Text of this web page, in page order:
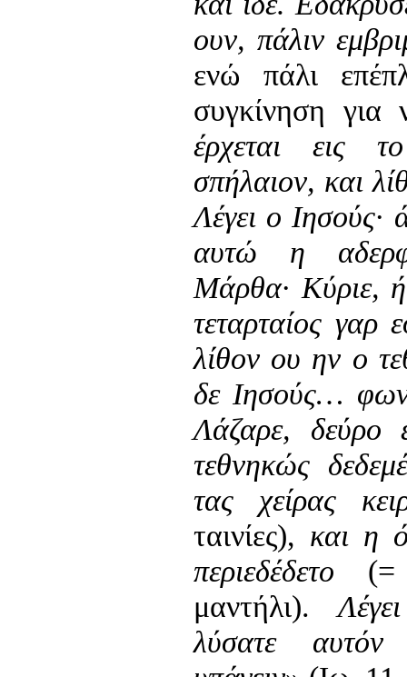
ουν, πάλιν
ενώ πάλι
συγκίνηση για
έρχεται εις
σπήλαιον, και
Λέγει ο Ιησούς·
αυτώ η
Μάρθα· Κύριε,
τεταρταίος
λίθον ου ην ο
δε Ιησούς…
Λάζαρε, δεύρο
τεθνηκώς
τας χείρας
ταινίες), και η
περιεδέδετο (=
μαντήλι).
λύσατε